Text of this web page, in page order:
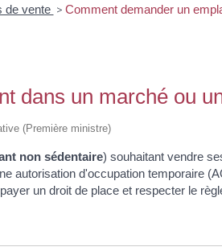
de vente > Comment demander un
dans un marché ou
(Première ministre)
non sédentaire) souhaitant vendre
autorisation d'occupation temporaire
un droit de place et respecter le